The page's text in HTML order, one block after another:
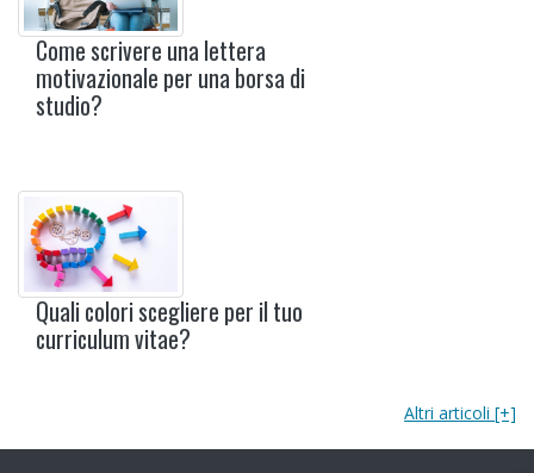
Come scrivere una lettera
motivazionale per una borsa di
studio?
Quali colori scegliere per il tuo
curriculum vitae?
Altri articoli [+]